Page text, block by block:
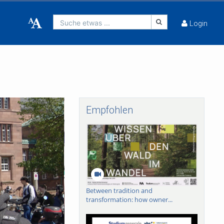
Suche etwas ... Login
Empfohlen
Between tradition and
transformation: how owner...